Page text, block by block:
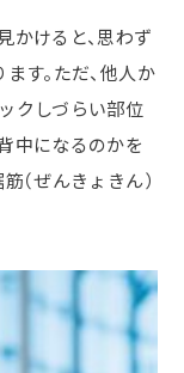
かけると、思わず
す。ただ、他人か
クしづらい部位
中になるのかを
（ぜんきょきん）